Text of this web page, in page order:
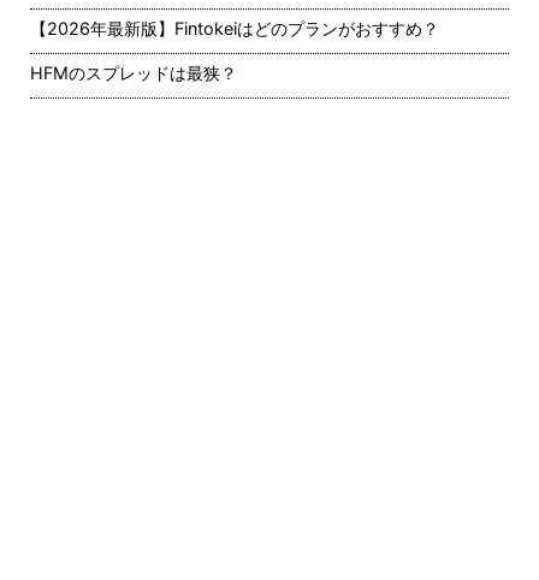
【2026年最新版】Fintokeiはどのプランがおすすめ？
HFMのスプレッドは最狭？